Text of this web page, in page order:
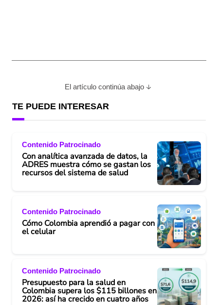
El artículo continúa abajo
TE PUEDE INTERESAR
Contenido Patrocinado
Con analítica avanzada de datos, la
ADRES muestra cómo se gastan los
recursos del sistema de salud
Contenido Patrocinado
Cómo Colombia aprendió a pagar con
el celular
Contenido Patrocinado
Presupuesto para la salud en
Colombia supera los $115 billones en
2026: así ha crecido en cuatro años